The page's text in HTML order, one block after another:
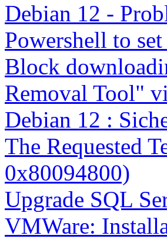
Debian 12 -
Powershell to
Block
Removal Tool"
Debian 12 :
The Requested
0x80094800)
Upgrade SQL
VMWare: